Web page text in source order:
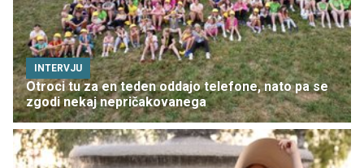
INTERVJU
Otroci tu za en teden oddajo telefone, nato pa se
zgodi nekaj nepričakovanega